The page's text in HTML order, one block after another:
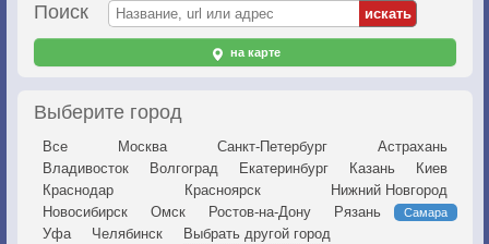
Поиск
на карте
Выберите город
Все Москва Санкт-Петербург
Астрахань
Владивосток
Волгоград Екатеринбург Казань
Киев
Краснодар
Красноярск
Нижний Новгород
Новосибирск
Омск Ростов-на-Дону Рязань Самара
Уфа Челябинск Выбрать другой город